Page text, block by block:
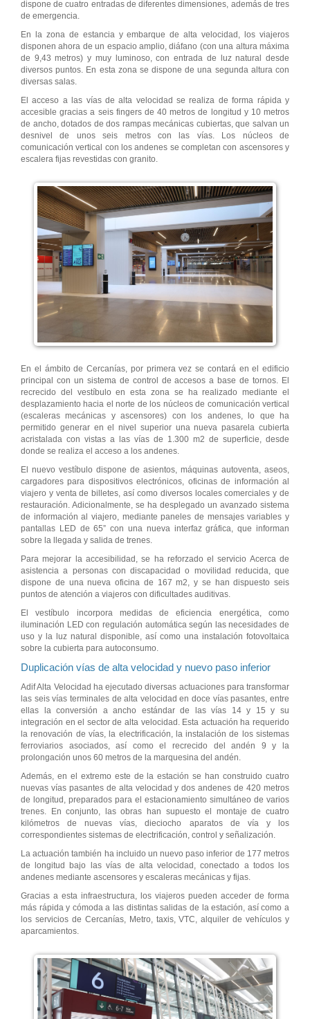
dispone de cuatro entradas de diferentes dimensiones, además de tres
de emergencia.
En la zona de estancia y embarque de alta velocidad, los viajeros
disponen ahora de un espacio amplio, diáfano (con una altura máxima
de 9,43 metros) y muy luminoso, con entrada de luz natural desde
diversos puntos. En esta zona se dispone de una segunda altura con
diversas salas.
El acceso a las vías de alta velocidad se realiza de forma rápida y
accesible gracias a seis fingers de 40 metros de longitud y 10 metros
de ancho, dotados de dos rampas mecánicas cubiertas, que salvan un
desnivel de unos seis metros con las vías. Los núcleos de
comunicación vertical con los andenes se completan con ascensores y
escalera fijas revestidas con granito.
En el ámbito de Cercanías, por primera vez se contará en el edificio
principal con un sistema de control de accesos a base de tornos. El
recrecido del vestíbulo en esta zona se ha realizado mediante el
desplazamiento hacia el norte de los núcleos de comunicación vertical
(escaleras mecánicas y ascensores) con los andenes, lo que ha
permitido generar en el nivel superior una nueva pasarela cubierta
acristalada con vistas a las vías de 1.300 m2 de superficie, desde
donde se realiza el acceso a los andenes.
El nuevo vestíbulo dispone de asientos, máquinas autoventa, aseos,
cargadores para dispositivos electrónicos, oficinas de información al
viajero y venta de billetes, así como diversos locales comerciales y de
restauración. Adicionalmente, se ha desplegado un avanzado sistema
de información al viajero, mediante paneles de mensajes variables y
pantallas LED de 65” con una nueva interfaz gráfica, que informan
sobre la llegada y salida de trenes.
Para mejorar la accesibilidad, se ha reforzado el servicio Acerca de
asistencia a personas con discapacidad o movilidad reducida, que
dispone de una nueva oficina de 167 m2, y se han dispuesto seis
puntos de atención a viajeros con dificultades auditivas.
El vestíbulo incorpora medidas de eficiencia energética, como
iluminación LED con regulación automática según las necesidades de
uso y la luz natural disponible, así como una instalación fotovoltaica
sobre la cubierta para autoconsumo.
Duplicación vías de alta velocidad y nuevo paso inferior
Adif Alta Velocidad ha ejecutado diversas actuaciones para transformar
las seis vías terminales de alta velocidad en doce vías pasantes, entre
ellas la conversión a ancho estándar de las vías 14 y 15 y su
integración en el sector de alta velocidad. Esta actuación ha requerido
la renovación de vías, la electrificación, la instalación de los sistemas
ferroviarios asociados, así como el recrecido del andén 9 y la
prolongación unos 60 metros de la marquesina del andén.
Además, en el extremo este de la estación se han construido cuatro
nuevas vías pasantes de alta velocidad y dos andenes de 420 metros
de longitud, preparados para el estacionamiento simultáneo de varios
trenes. En conjunto, las obras han supuesto el montaje de cuatro
kilómetros de nuevas vías, dieciocho aparatos de vía y los
correspondientes sistemas de electrificación, control y señalización.
La actuación también ha incluido un nuevo paso inferior de 177 metros
de longitud bajo las vías de alta velocidad, conectado a todos los
andenes mediante ascensores y escaleras mecánicas y fijas.
Gracias a esta infraestructura, los viajeros pueden acceder de forma
más rápida y cómoda a las distintas salidas de la estación, así como a
los servicios de Cercanías, Metro, taxis, VTC, alquiler de vehículos y
aparcamientos.